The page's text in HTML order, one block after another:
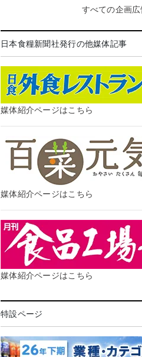
すべての企画
日本食糧新聞社発行の他媒体記事
媒体紹介ページはこちら
媒体紹介ページはこちら
媒体紹介ページはこちら
特設ページ